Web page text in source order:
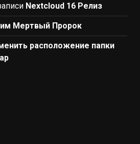
Nextcloud 16 Релиз
Мертвый Пророк
расположение папки